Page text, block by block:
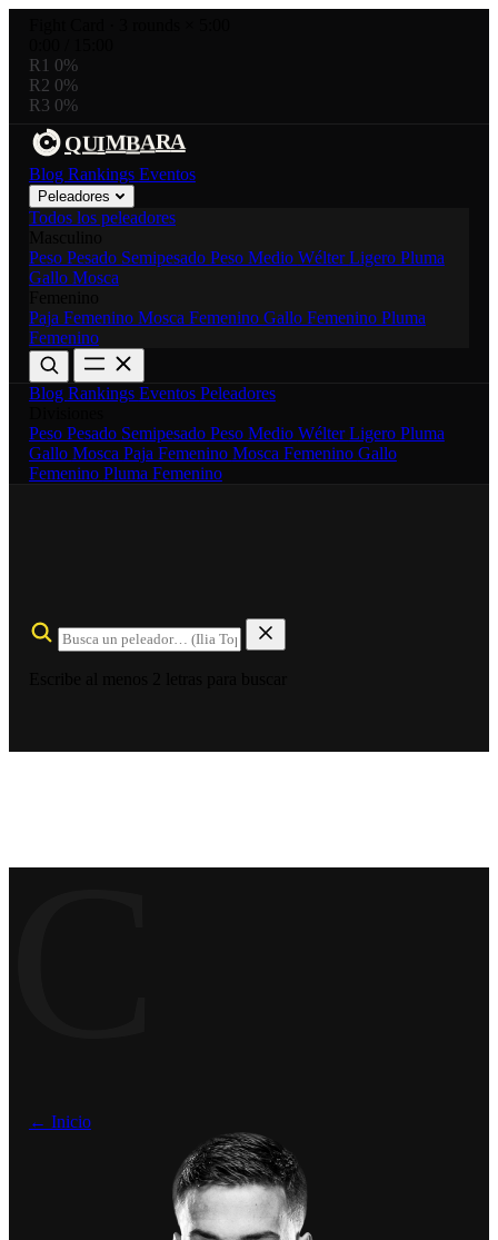
R1 0%
R2 0%
R3 0%
QUIMBARA
Blog Rankings Eventos
Peleadores
Todos los peleadores
Peso Pesado Semipesado Peso Medio WélterLigero Pluma
Gallo Mosca
Paja Femenino Mosca Femenino Gallo Femenino Pluma
Femenino
Blog Rankings Eventos Peleadores
Peso Pesado Semipesado Peso Medio WélterLigero Pluma
Gallo Mosca Paja Femenino Mosca Femenino Gallo
Femenino Pluma Femenino
← Inicio